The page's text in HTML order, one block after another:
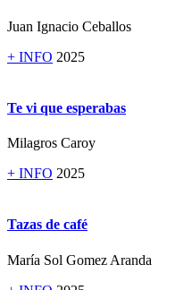
Juan Ignacio Ceballos
+ INFO 2025
Te vi que esperabas
Milagros Caroy
+ INFO 2025
Tazas de café
María Sol Gomez Aranda